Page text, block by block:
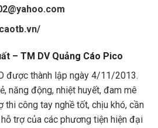
– TM DV Quảng Cáo Pico
được thành lập ngày 4/11/2013.
năng động, nhiệt huyết, đam mê
thi công tay nghề tốt, chịu khó, cần
trợ của các phương tiện hiện đại